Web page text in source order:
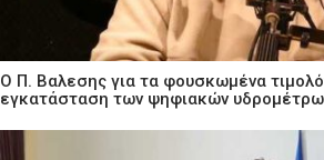
Ο Π. Βαλεσης για τα φουσκωμένα
εγκατάσταση των ψηφιακών